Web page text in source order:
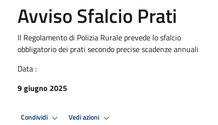
Avviso Sfalcio Prati
Il Regolamento di Polizia Rurale prevede lo sfalcio
obbligatorio dei prati secondo precise scadenze annuali
Data :
9 giugno 2025
Condividi Vedi azioni